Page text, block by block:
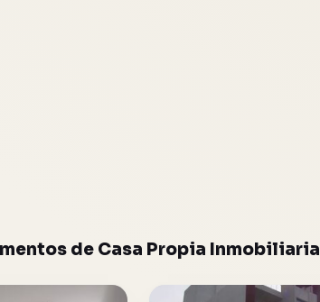
de Casa Propia Inmobiliaria